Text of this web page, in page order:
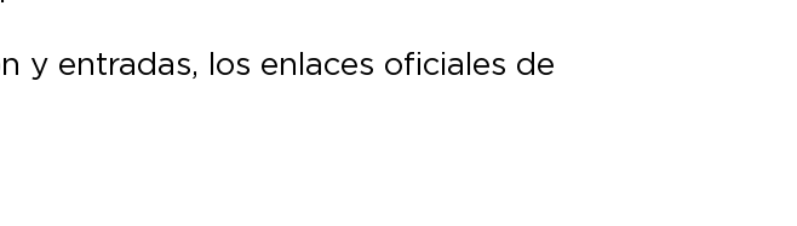
y entradas, los enlaces oficiales de